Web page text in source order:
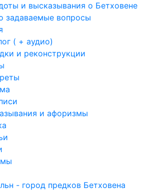
и высказывания о Бетховене
задаваемые вопросы
( + аудио)
и реконструкции
и афоризмы
- город предков Бетховена